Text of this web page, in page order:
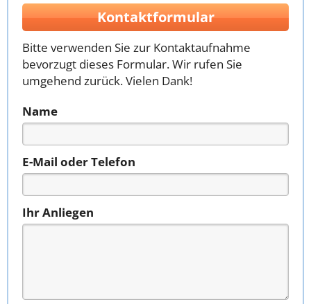
Kontaktformular
Bitte verwenden Sie zur Kontaktaufnahme
bevorzugt dieses Formular. Wir rufen Sie
umgehend zurück. Vielen Dank!
Name
E-Mail oder Telefon
Ihr Anliegen